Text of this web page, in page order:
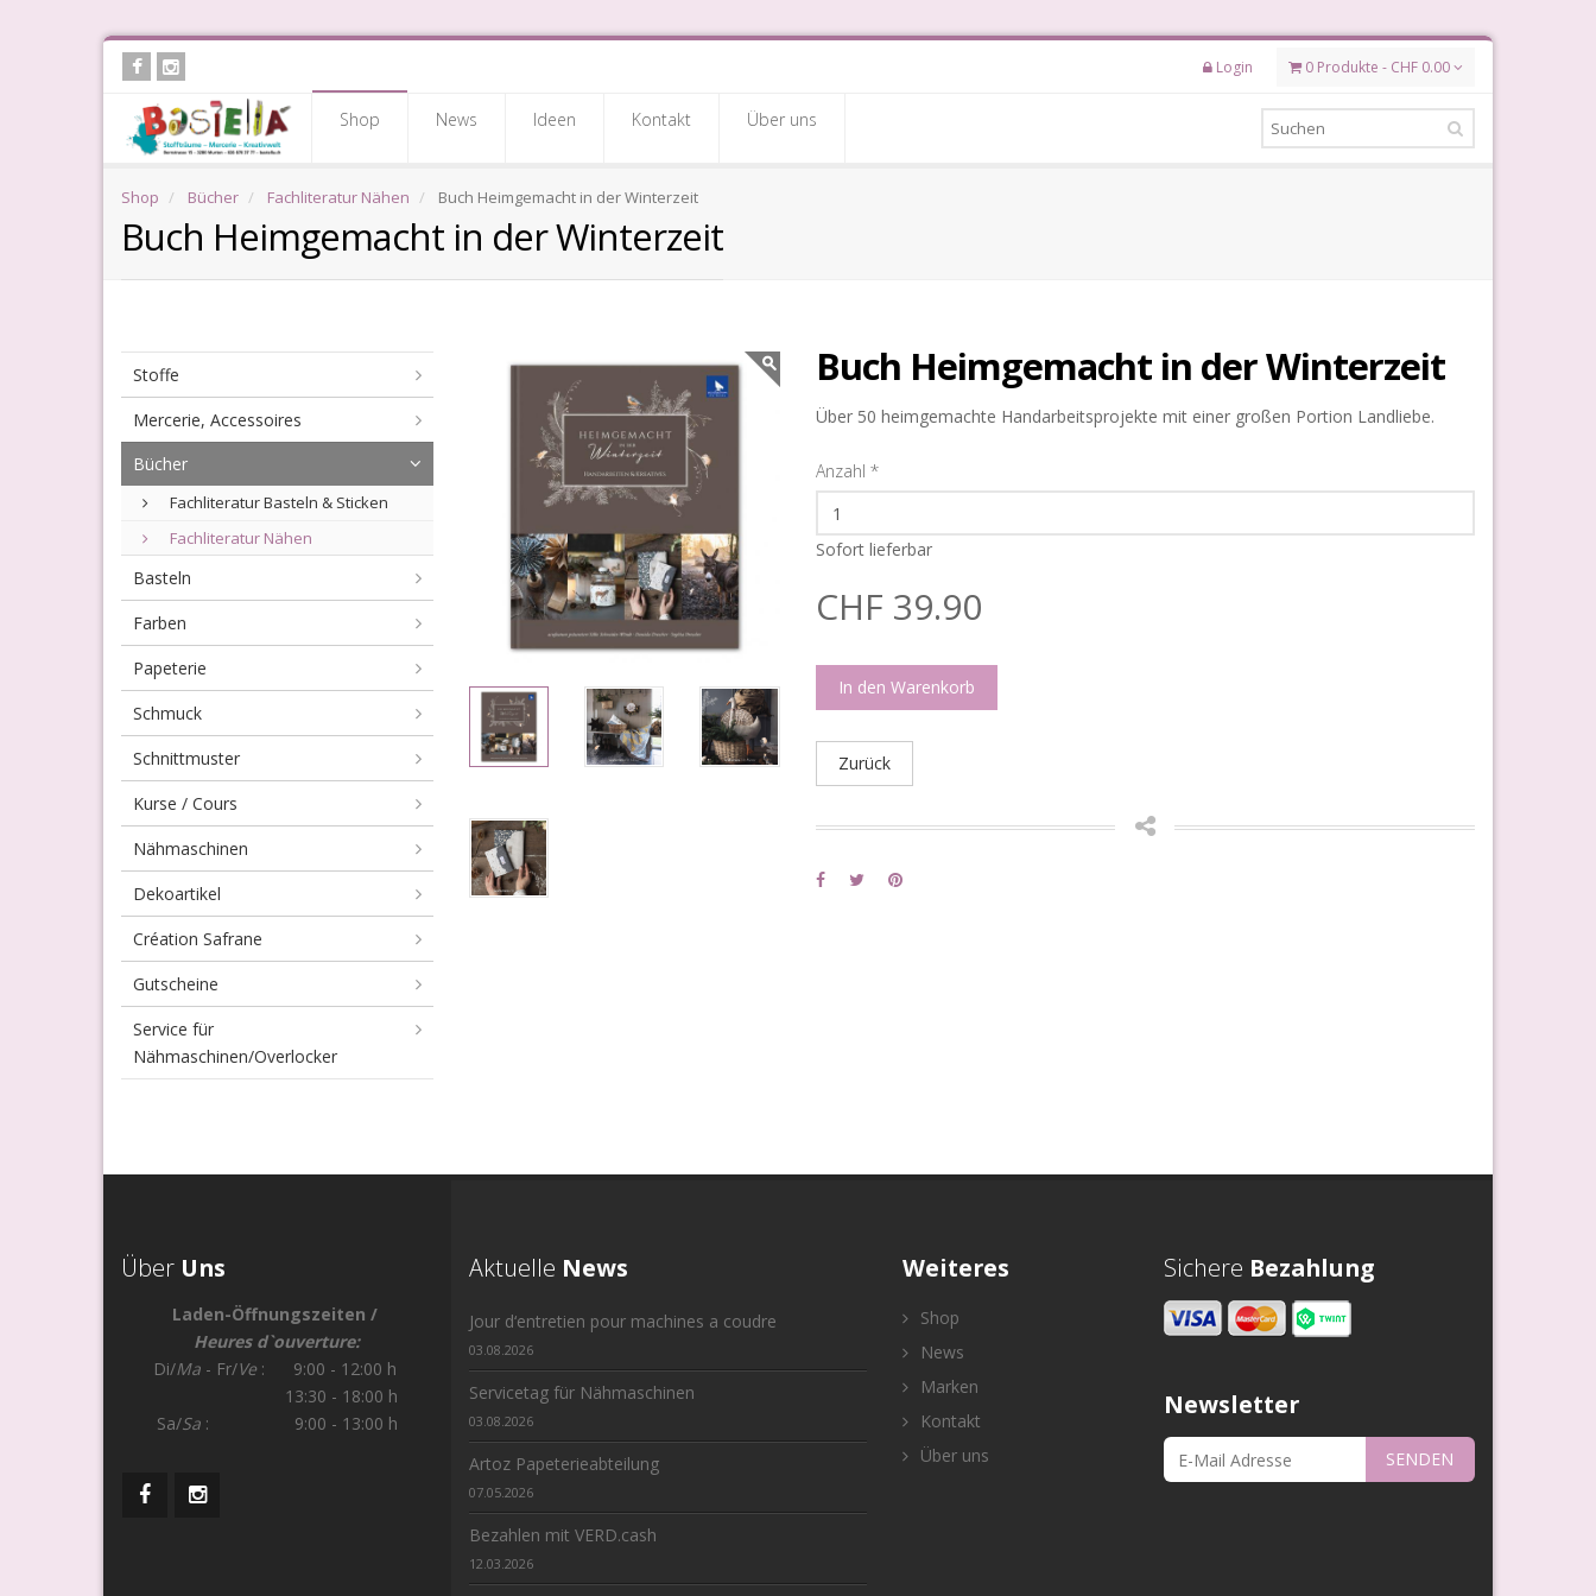
Skip
content
Login 0 Produkte - CHF 0.00
Shop News Ideen Kontakt Über uns
Shop Bücher Fachliteratur Nähen Buch Heimgemacht in der Winterzeit
Buch Heimgemacht in der Winterzeit
Stoffe
Mercerie, Accessoires
Bücher
Fachliteratur Basteln & Sticken
Fachliteratur Nähen
Basteln
Farben
Papeterie
Schmuck
Schnittmuster
Kurse / Cours
Nähmaschinen
Dekoartikel
Création Safrane
Gutscheine
Service für
Nähmaschinen/Overlocker
Buch Heimgemacht in der Winterzeit
Über 50 heimgemachte Handarbeitsprojekte mit einer großen Portion Landliebe.
Anzahl *
Sofort lieferbar
CHF 39.90
In den Warenkorb
Zurück
Über Uns
Laden-Öffnungszeiten /
Heures d`ouverture:
Di/Ma- Fr/Ve : 9:00 - 12:00 h
13:30 - 18:00 h
Sa/Sa : 9:00 - 13:00 h
Aktuelle News
Jour d‘entretien pour machines a coudre
03.08.2026
Servicetag für Nähmaschinen
03.08.2026
Artoz Papeterieabteilung
07.05.2026
Bezahlen mit VERD.cash
12.03.2026
Weiteres
Shop
News
Marken
Kontakt
Über uns
Sichere Bezahlung
Newsletter
SENDEN